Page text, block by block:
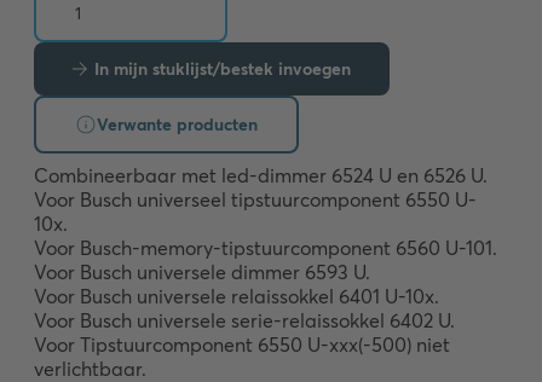
In mijn stuklijst/bestek invoegen
Verwante producten
Combineerbaar met led-dimmer 6524 U en 6526 U.
Voor Busch universeel tipstuurcomponent 6550 U-
10x.
Voor Busch-memory-tipstuurcomponent 6560 U-101.
Voor Busch universele dimmer 6593 U.
Voor Busch universele relaissokkel 6401 U-10x.
Voor Busch universele serie-relaissokkel 6402 U.
Voor Tipstuurcomponent 6550 U-xxx(-500) niet
verlichtbaar.